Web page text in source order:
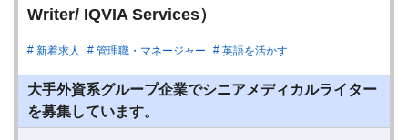
Writer/ IQVIA Services）
新着求人 管理職・マネージャー 英語を活かす
大手外資系グループ企業でシニアメディカルライター
を募集しています。